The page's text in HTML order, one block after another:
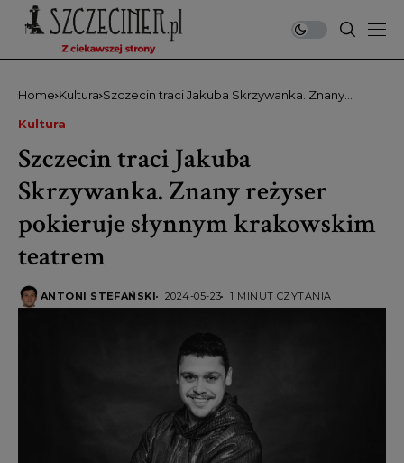
Home Kultura Szczecin traci Jakuba Skrzywanka. Znany
Kultura
Szczecin traci Jakuba
Skrzywanka. Znany reżyser
pokieruje słynnym krakowskim
teatrem
ANTONI STEFAŃSKI 2024-05-23 1 MINUT CZYTANIA